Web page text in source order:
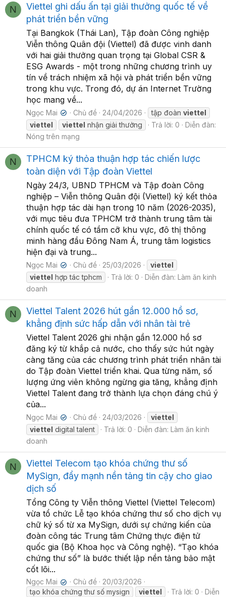
N
Viettel ghi dấu ấn tại giải thưởng quốc tế về
phát triển bền vững
Tại Bangkok (Thái Lan), Tập đoàn Công nghiệp
Viễn thông Quân đội (Viettel) đã được vinh danh
với hai giải thưởng quan trọng tại Global CSR &
ESG Awards - một trong những chương trình uy
tín về trách nhiệm xã hội và phát triển bền vững
trong khu vực. Trong đó, dự án Internet Trường
học mang về...
Ngọc Mai ✔ Chủ đề 24/04/2026 tập đoànviettel
viettel
viettel nhận giải thưởng Trả lời: 0
Diễn đàn:
Nóng trên mạng
N
TPHCM ký thỏa thuận hợp tác chiến lược
toàn diện với Tập đoàn Viettel
Ngày 24/3, UBND TPHCM và Tập đoàn Công
nghiệp – Viễn thông Quân đội (Viettel) ký kết thỏa
thuận hợp tác dài hạn trong 10 năm (2026-2035),
với mục tiêu đưa TPHCM trở thành trung tâm tài
chính quốc tế có tầm cỡ khu vực, đô thị thông
minh hàng đầu Đông Nam Á, trung tâm logistics
hiện đại và trung...
Ngọc Mai ✔ Chủ đề 25/03/2026
viettel
viettel hợp tác tphcm Trả lời: 0 Diễn đàn: Làm ăn kinh
doanh
N
Viettel Talent 2026 hút gần 12.000 hồ sơ,
khẳng định sức hấp dẫn với nhân tài trẻ
Viettel Talent 2026 ghi nhận gần 12.000 hồ sơ
đăng ký từ khắp cả nước, cho thấy sức hút ngày
càng tăng của các chương trình phát triển nhân tài
do Tập đoàn Viettel triển khai. Qua từng năm, số
lượng ứng viên không ngừng gia tăng, khẳng định
Viettel Talent đang trở thành lựa chọn đáng chú ý
của...
Ngọc Mai ✔ Chủ đề 24/03/2026
viettel
viettel digital talent Trả lời: 0 Diễn đàn: Làm ăn kinh
doanh
N
Viettel Telecom tạo khóa chứng thư số
MySign, đẩy mạnh nền tảng tin cậy cho giao
dịch số
Tổng Công ty Viễn thông Viettel (Viettel Telecom)
vừa tổ chức Lễ tạo khóa chứng thư số cho dịch vụ
chữ ký số từ xa MySign, dưới sự chứng kiến của
đoàn công tác Trung tâm Chứng thực điện tử
quốc gia (Bộ Khoa học và Công nghệ). “Tạo khóa
chứng thư số” là bước thiết lập nền tảng bảo mật
cốt lõi...
Ngọc Mai ✔ Chủ đề
20/03/2026
tạo khóa chứng thư số mysign
viettel Trả lời: 0
Diễn